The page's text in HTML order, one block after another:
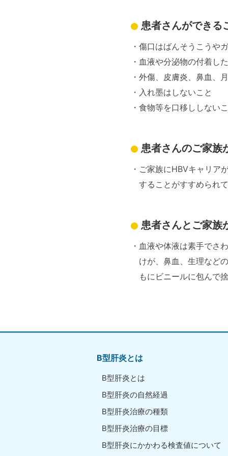
患者さんができる
傷口はばんそうこうや
血液や分泌物の付着し
外傷、皮膚炎、鼻血、
入れ墨はしないこと
食物等を口移ししない
患者さんのご家族
ご家族にHBVキャリア
することがすすめられ
患者さんとご家族
血液や体液は素手でさ
けが、鼻血、生理など
もにビニールに包んで
B型肝炎とは
B型肝炎とは
B型肝炎の自然経過
B型肝炎治療の種類
B型肝炎治療の目標
B型肝炎にかかわる検査値について